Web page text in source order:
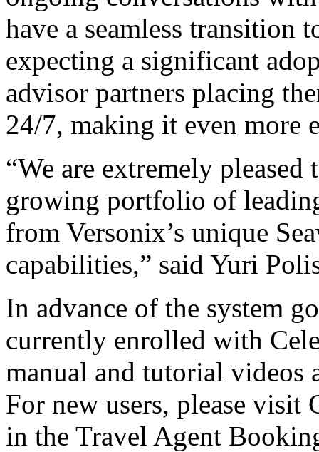
have a seamless transition
expecting a significant
advisor partners placing
24/7, making it even more
“We are extremely
growing portfolio of
from Versonix’s unique
capabilities,” said Yuri
In advance of the system
currently enrolled with
manual and tutorial
For new users, please visit
in the Travel Agent